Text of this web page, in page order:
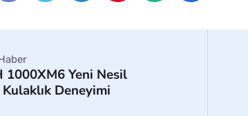
1000XM6 Yeni Nesil
Deneyimi